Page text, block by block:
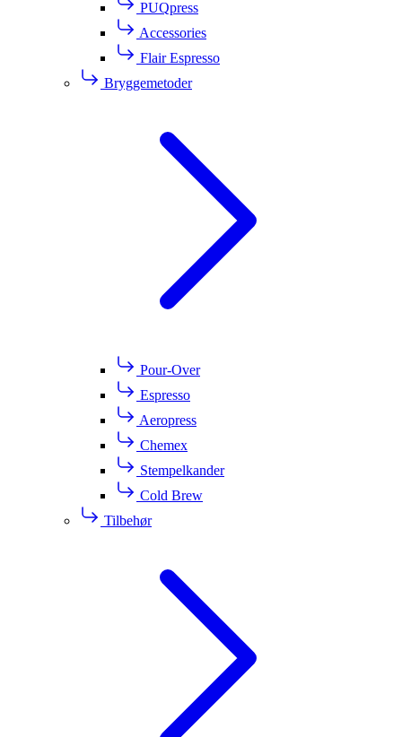
PUQpress
Accessories
Flair Espresso
Bryggemetoder
Pour-Over
Espresso
Aeropress
Chemex
Stempelkander
Cold Brew
Tilbehør